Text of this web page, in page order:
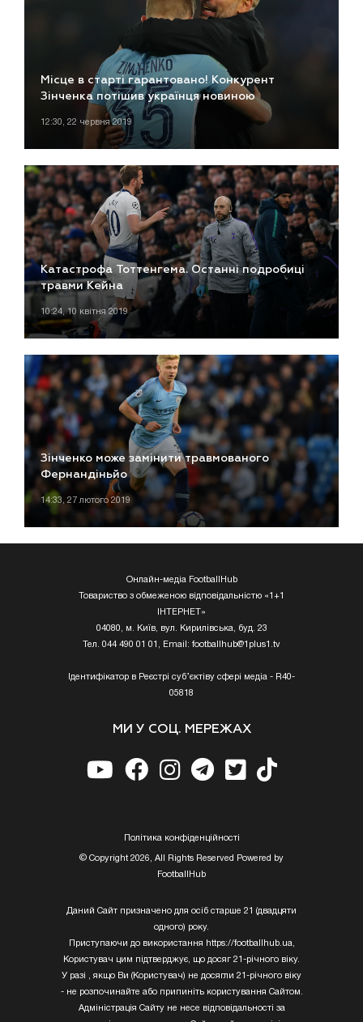
Місце в старті гарантовано! Конкурент
Зінченка потішив українця новиною
12:30, 22 червня 2019
Катастрофа Тоттенгема. Останні подробиці
травми Кейна
10:24, 10 квітня 2019
Зінченко може замінити травмованого
Фернандіньйо
14:33, 27 лютого 2019
Онлайн-медіа FootballHub
Товариство з обмеженою відповідальністю «1+1
ІНТЕРНЕТ»
04080, м. Київ, вул. Кирилівська, буд. 23
Тел. 044 490 01 01, Email: footballhub@1plus1.tv
Ідентифікатор в Реєстрі суб’єктіву сфері медіа - R40-
05818
МИ У СОЦ. МЕРЕЖАХ
Полiтика конфiденцiйностi
© Copyright 2026, All Rights Reserved Powered by
FootballHub
Даний Сайт призначено для осіб старше 21 (двадцяти
одного) року.
Приступаючи до використання https://footballhub.ua,
Користувач цим підтверджує, що досяг 21-річного віку.
У разі , якщо Ви (Користувач) не досягли 21-річного віку
- не розпочинайте або припиніть користування Сайтом.
Адміністрація Сайту не несе відповідальності за